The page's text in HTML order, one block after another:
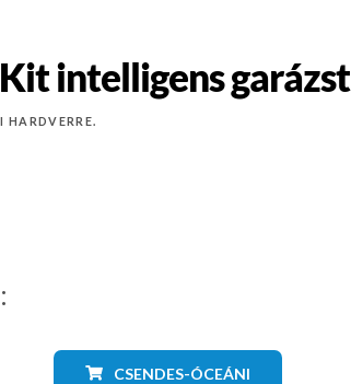
intelligens garázst
HARDVERRE.
CSENDES-ÓCEÁNI